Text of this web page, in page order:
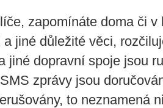
zapomínáte doma či v
a jiné důležité věci,
jiné dopravní spoje jsou
zprávy jsou
to neznamená